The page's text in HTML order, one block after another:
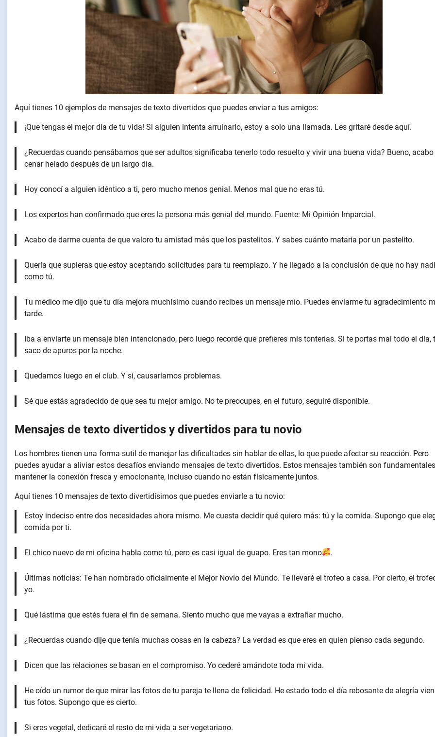
Aquí tienes 10 ejemplos de mensajes de texto divertidos que puedes enviar a tus amigos:
¡Que tengas el mejor día de tu vida! Si alguien intenta arruinarlo, estoy a solo una llamada. Les gritaré desde aquí.
¿Recuerdas cuando pensábamos que ser adultos significaba tenerlo todo resuelto y vivir una buena vida? Bueno, acabo
cenar helado después de un largo día.
Hoy conocí a alguien idéntico a ti, pero mucho menos genial. Menos mal que no eras tú.
Los expertos han confirmado que eres la persona más genial del mundo. Fuente: Mi Opinión Imparcial.
Acabo de darme cuenta de que valoro tu amistad más que los pastelitos. Y sabes cuánto mataría por un pastelito.
Quería que supieras que estoy aceptando solicitudes para tu reemplazo. Y he llegado a la conclusión de que no hay
como tú.
Tu médico me dijo que tu día mejora muchísimo cuando recibes un mensaje mío. Puedes enviarme tu agradecimiento
tarde.
Iba a enviarte un mensaje bien intencionado, pero luego recordé que prefieres mis tonterías. Si te portas mal todo el día,
saco de apuros por la noche.
Quedamos luego en el club. Y sí, causaríamos problemas.
Sé que estás agradecido de que sea tu mejor amigo. No te preocupes, en el futuro, seguiré disponible.
Mensajes de texto divertidos y divertidos para tu novio
Los hombres tienen una forma sutil de manejar las dificultades sin hablar de ellas, lo que puede afectar su reacción. Pero
puedes ayudar a aliviar estos desafíos enviando mensajes de texto divertidos. Estos mensajes también son
mantener la conexión fresca y emocionante, incluso cuando no están físicamente juntos.
Aquí tienes 10 mensajes de texto divertidísimos que puedes enviarle a tu novio:
Estoy indeciso entre dos necesidades ahora mismo. Me cuesta decidir qué quiero más: tú y la comida. Supongo que
comida por ti.
El chico nuevo de mi oficina habla como tú, pero es casi igual de guapo. Eres tan mono .
Últimas noticias: Te han nombrado oficialmente el Mejor Novio del Mundo. Te llevaré el trofeo a casa. Por cierto, el
yo.
Qué lástima que estés fuera el fin de semana. Siento mucho que me vayas a extrañar mucho.
¿Recuerdas cuando dije que tenía muchas cosas en la cabeza? La verdad es que eres en quien pienso cada segundo.
Dicen que las relaciones se basan en el compromiso. Yo cederé amándote toda mi vida.
He oído un rumor de que mirar las fotos de tu pareja te llena de felicidad. He estado todo el día rebosante de alegría
tus fotos. Supongo que es cierto.
Si eres vegetal, dedicaré el resto de mi vida a ser vegetariano.